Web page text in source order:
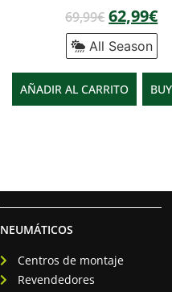
69,99€ 62,99€
All Season
AÑADIR AL CARRITO
NEUMÁTICOS
Centros de montaje
Revendedores